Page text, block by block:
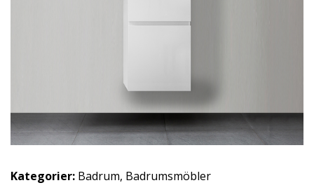
Kategorier: Badrum, Badrumsmöbler